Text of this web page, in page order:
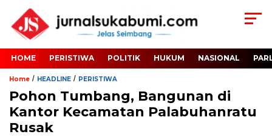
HOME PERISTIWA POLITIK HUKUM NASIONAL
Home / HEADLINE / PERISTIWA
Pohon Tumbang, Bangunan di
Kantor Kecamatan Palabuhanratu
Rusak